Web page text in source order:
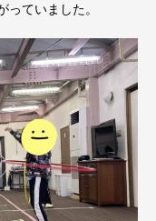
っていました。